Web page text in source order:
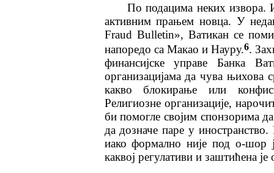
По подацима неких извора.
активним прањем новца. У
Fraud Bulletin», Ватикан се
напоредо са Макао и Науру.6.
финансијске управе Банка
организацијама да чува њихова
какво блокирање или
Религиозне организације,
би помогле својим спонзорима
да дозначе паре у
иако формално није под о-шор
каквој регулативи и заштићена